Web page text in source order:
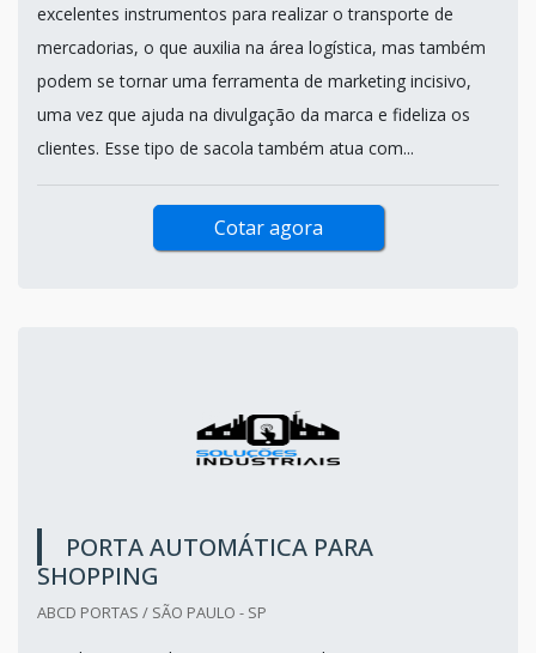
excelentes instrumentos para realizar o transporte de
mercadorias, o que auxilia na área logística, mas também
podem se tornar uma ferramenta de marketing incisivo,
uma vez que ajuda na divulgação da marca e fideliza os
clientes. Esse tipo de sacola também atua com...
Cotar agora
PORTA AUTOMÁTICA PARA
SHOPPING
ABCD PORTAS / SÃO PAULO - SP